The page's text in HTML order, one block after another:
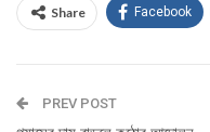
Share Facebook
PREV POST